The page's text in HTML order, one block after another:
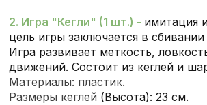
2. Игра "Кегли" (1 шт.) - имитация
цель игры заключается в
Игра развивает меткость,
движений. Состоит из кеглей и
Материалы: пластик.
Размеры кеглей (Высота): 23 см.